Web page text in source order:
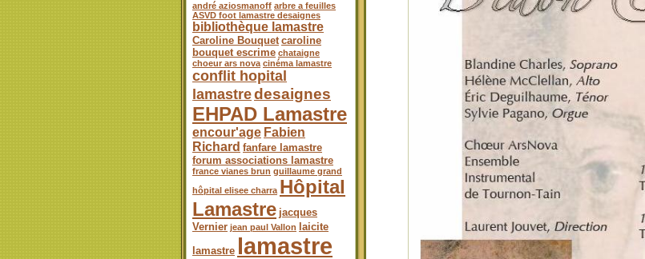
andré aziosmanoff arbre a feuilles
ASVD foot lamastre desaignes
bibliothèque lamastre
Caroline Bouquet caroline
bouquet escrime chataigne
choeur ars nova cinéma lamastre
conflit hopital
lamastredesaignes
EHPAD Lamastre
encour'age Fabien
Richard fanfare lamastre
forum associations lamastre
france vianes brun guillaume grand
hôpital elisee charra Hôpital
Lamastre jacques
Vernier jean paul Vallon
laicite
lamastre lamastre